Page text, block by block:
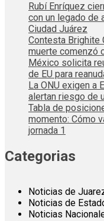
Rubí Enríquez
con un legado de
Ciudad Juárez
Contesta Brighite
muerte comenzó
México solicita
de EU para
La ONU exigen a
alertan riesgo de
Tabla de
momento: Cómo
jornada 1
Categorias
Noticias de
Noticias de
Noticias